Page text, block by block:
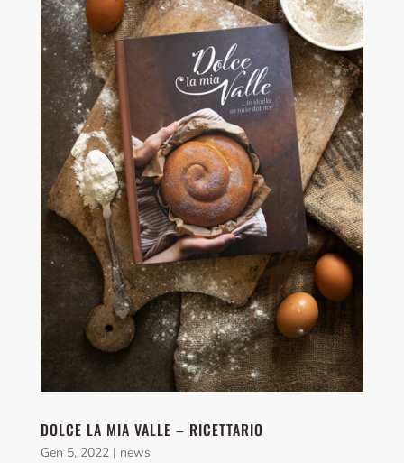
DOLCE LA MIA VALLE – RICETTARIO
Gen 5, 2022| news